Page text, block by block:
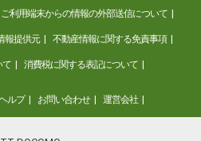
利用端末からの情報の外部送信について
報提供元 不動産情報に関する免責事項
て 消費税に関する表記について
ルプ お問い合わせ 運営会社